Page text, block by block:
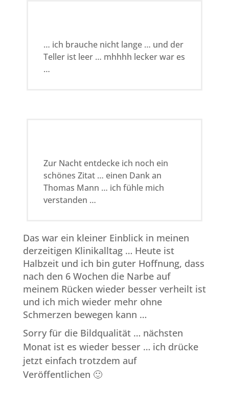
… ich brauche nicht lange … und der
Teller ist leer … mhhhh lecker war es
…
Zur Nacht entdecke ich noch ein
schönes Zitat … einen Dank an
Thomas Mann … ich fühle mich
verstanden …
Das war ein kleiner Einblick in meinen
derzeitigen Klinikalltag … Heute ist
Halbzeit und ich bin guter Hoffnung, dass
nach den 6 Wochen die Narbe auf
meinem Rücken wieder besser verheilt ist
und ich mich wieder mehr ohne
Schmerzen bewegen kann …
Sorry für die Bildqualität … nächsten
Monat ist es wieder besser … ich drücke
jetzt einfach trotzdem auf
Veröffentlichen 🙂